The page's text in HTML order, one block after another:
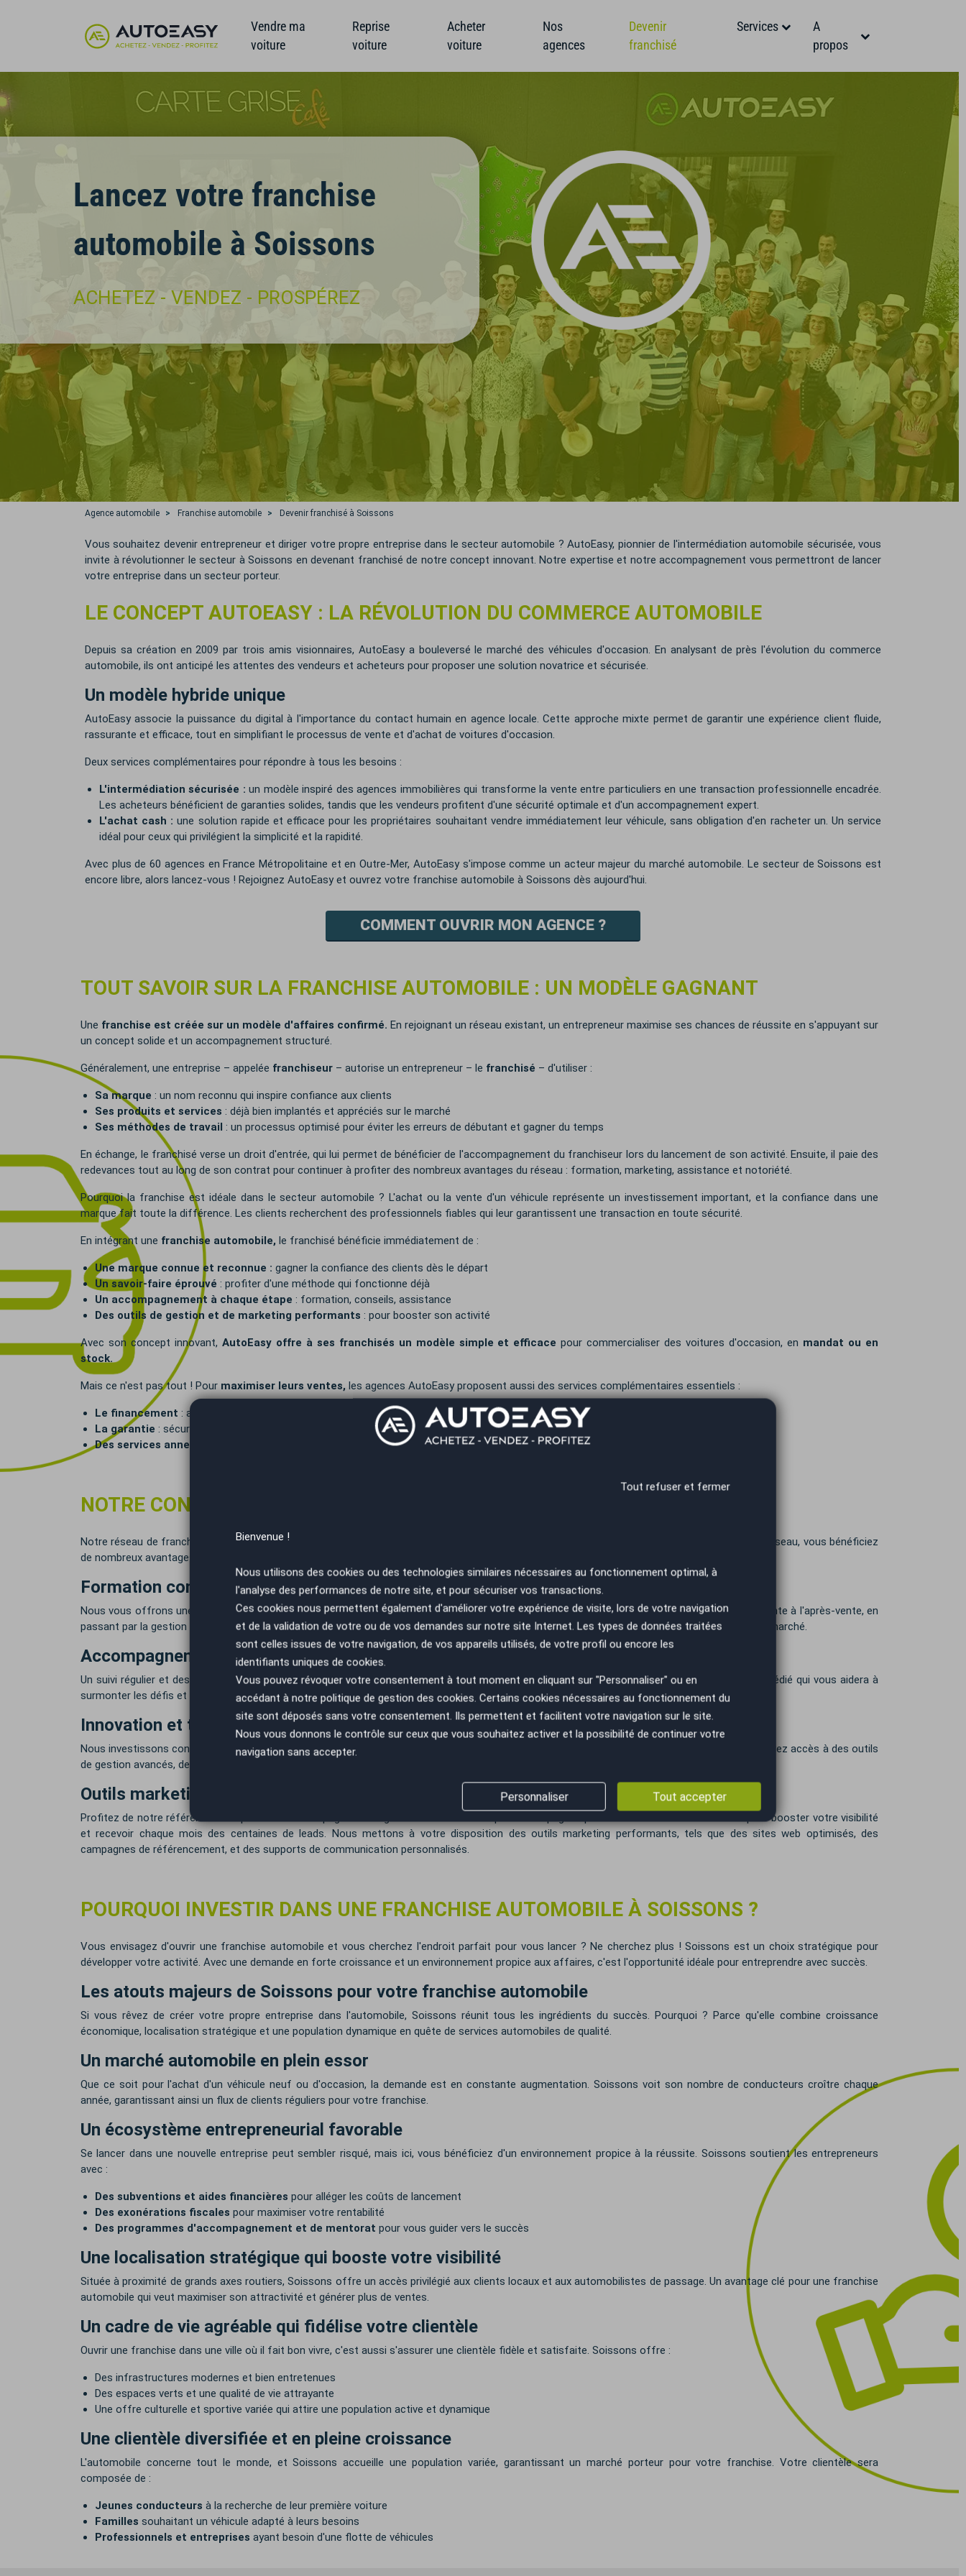
Vendre ma
voiture
Reprise
voiture
Acheter
voiture
Nos
agences
Devenir
franchisé
Services
A
propos
Lancez votre franchise
automobile à Soissons
ACHETEZ - VENDEZ - PROSPÉREZ
Agence automobile Franchise automobile Devenir franchisé à Soissons
Vous souhaitez devenir entrepreneur et diriger votre propre entreprise dans le secteur automobile ? AutoEasy, pionnier de l'intermédiation automobile sécurisée, vous
invite à révolutionner le secteur à Soissons en devenant franchisé de notre concept innovant. Notre expertise et notre accompagnement vous permettront de lancer
votre entreprise dans un secteur porteur.
LE CONCEPT AUTOEASY : LA RÉVOLUTION DU COMMERCE AUTOMOBILE
Depuis sa création en 2009 par trois amis visionnaires, AutoEasy a bouleversé le marché des véhicules d'occasion. En analysant de près l'évolution du commerce
automobile, ils ont anticipé les attentes des vendeurs et acheteurs pour proposer une solution novatrice et sécurisée.
Un modèle hybride unique
AutoEasy associe la puissance du digital à l'importance du contact humain en agence locale. Cette approche mixte permet de garantir une expérience client fluide,
rassurante et efficace, tout en simplifiant le processus de vente et d'achat de voitures d'occasion.
Deux services complémentaires pour répondre à tous les besoins :
L'intermédiation sécurisée :un modèle inspiré des agences immobilières qui transforme la vente entre particuliers en une transaction professionnelle encadrée.
Les acheteurs bénéficient de garanties solides, tandis que les vendeurs profitent d'une sécurité optimale et d'un accompagnement expert.
L'achat cash : une solution rapide et efficace pour les propriétaires souhaitant vendre immédiatement leur véhicule, sans obligation d'en racheter un. Un service
idéal pour ceux qui privilégient la simplicité et la rapidité.
Avec plus de 60 agences en France Métropolitaine et en Outre-Mer, AutoEasy s'impose comme un acteur majeur du marché automobile. Le secteur de Soissons est
encore libre, alors lancez-vous ! Rejoignez AutoEasy et ouvrez votre franchise automobile à Soissons dès aujourd'hui.
COMMENT OUVRIR MON AGENCE ?
TOUT SAVOIR SUR LA FRANCHISE AUTOMOBILE : UN MODÈLE GAGNANT
Une franchise est créée sur un modèle d'affaires confirmé. En rejoignant un réseau existant, un entrepreneur maximise ses chances de réussite en s'appuyant sur
un concept solide et un accompagnement structuré.
Généralement, une entreprise – appelée franchiseur – autorise un entrepreneur – le franchisé – d'utiliser :
Sa marque : un nom reconnu qui inspire confiance aux clients
Ses produits et services : déjà bien implantés et appréciés sur le marché
Ses méthodes de travail : un processus optimisé pour éviter les erreurs de débutant et gagner du temps
En échange, le franchisé verse un droit d'entrée, qui lui permet de bénéficier de l'accompagnement du franchiseur lors du lancement de son activité. Ensuite, il paie des
redevances tout au long de son contrat pour continuer à profiter des nombreux avantages du réseau : formation, marketing, assistance et notoriété.
Pourquoi la franchise est idéale dans le secteur automobile ? L'achat ou la vente d'un véhicule représente un investissement important, et la confiance dans une
marque fait toute la différence. Les clients recherchent des professionnels fiables qui leur garantissent une transaction en toute sécurité.
En intégrant une franchise automobile, le franchisé bénéficie immédiatement de :
Une marque connue et reconnue : gagner la confiance des clients dès le départ
Un savoir-faire éprouvé : profiter d'une méthode qui fonctionne déjà
Un accompagnement à chaque étape : formation, conseils, assistance
Des outils de gestion et de marketing performants : pour booster son activité
Avec son concept innovant, AutoEasy offre à ses franchisés un modèle simple et efficace pour commercialiser des voitures d'occasion, en mandat ou en
stock.
Mais ce n'est pas tout ! Pour maximiser leurs ventes, les agences AutoEasy proposent aussi des services complémentaires essentiels :
Le financement : aider les clients à acheter leur véhicule avec des solutions adaptées
La garantie : sécuriser chaque transaction et rassurer acheteurs et vendeurs
Des services annexes
: simplifier toutes les démarches de revente et d'achat
NOTRE CONCEPT DE FRANCHISE
Notre réseau de franchises automobiles se distingue par son approche innovante et son soutien constant aux franchisés. En rejoignant notre réseau, vous bénéficiez
de nombreux avantages :
Formation complète
Nous vous offrons une formation initiale exhaustive de + de 15 jours couvrant tous les aspects de la gestion d'une agence automobile, de la vente à l'après-vente, en
passant par la gestion administrative et financière. Vous bénéficierez également de formations continues pour rester à jour selon l'évolution du marché.
Accompagnement personnalisé
Un suivi régulier et des conseils d'experts vous sont proposés pour optimiser votre performance. Vous serez accompagné par un animateur dédié qui vous aidera à
surmonter les défis et à saisir les opportunités.
Innovation et technologie
Nous investissons constamment dans les nouvelles technologies pour améliorer l'expérience client et optimiser les processus internes. Vous aurez accès à des outils
de gestion avancés, des plateformes de vente en ligne et des solutions de financement.
Outils marketing
Profitez de notre référencement pour être en 1
page de Google sur Soissons ainsi que de campagnes publicitaires nationales et locales pour booster votre visibilité
et recevoir chaque mois des centaines de leads. Nous mettons à votre disposition des outils marketing performants, tels que des sites web optimisés, des
campagnes de référencement, et des supports de communication personnalisés.
POURQUOI INVESTIR DANS UNE FRANCHISE AUTOMOBILE À SOISSONS ?
Vous envisagez d'ouvrir une franchise automobile et vous cherchez l'endroit parfait pour vous lancer ? Ne cherchez plus ! Soissons est un choix stratégique pour
développer votre activité. Avec une demande en forte croissance et un environnement propice aux affaires, c'est l'opportunité idéale pour entreprendre avec succès.
Les atouts majeurs de Soissons pour votre franchise automobile
Si vous rêvez de créer votre propre entreprise dans l'automobile, Soissons réunit tous les ingrédients du succès. Pourquoi ? Parce qu'elle combine croissance
économique, localisation stratégique et une population dynamique en quête de services automobiles de qualité.
Un marché automobile en plein essor
Que ce soit pour l'achat d'un véhicule neuf ou d'occasion, la demande est en constante augmentation. Soissons voit son nombre de conducteurs croître chaque
année, garantissant ainsi un flux de clients réguliers pour votre franchise.
Un écosystème entrepreneurial favorable
Se lancer dans une nouvelle entreprise peut sembler risqué, mais ici, vous bénéficiez d'un environnement propice à la réussite. Soissons soutient les entrepreneurs
avec :
Des subventions et aides financières pour alléger les coûts de lancement
Des exonérations fiscales pour maximiser votre rentabilité
Des programmes d'accompagnement et de mentorat pour vous guider vers le succès
Une localisation stratégique qui booste votre visibilité
Située à proximité de grands axes routiers, Soissons offre un accès privilégié aux clients locaux et aux automobilistes de passage. Un avantage clé pour une franchise
automobile qui veut maximiser son attractivité et générer plus de ventes.
Un cadre de vie agréable qui fidélise votre clientèle
Ouvrir une franchise dans une ville où il fait bon vivre, c'est aussi s'assurer une clientèle fidèle et satisfaite. Soissons offre :
Des infrastructures modernes et bien entretenues
Des espaces verts et une qualité de vie attrayante
Une offre culturelle et sportive variée qui attire une population active et dynamique
Une clientèle diversifiée et en pleine croissance
L'automobile concerne tout le monde, et Soissons accueille une population variée, garantissant un marché porteur pour votre franchise. Votre clientèle sera
composée de :
Jeunes conducteurs à la recherche de leur première voiture
Familles souhaitant un véhicule adapté à leurs besoins
Professionnels et entreprises ayant besoin d'une flotte de véhicules
Tout refuser et fermer
Bienvenue !
Nous utilisons des cookies ou des technologies similaires nécessaires au fonctionnement optimal, à
l'analyse des performances de notre site, et pour sécuriser vos transactions.
Ces cookies nous permettent également d'améliorer votre expérience de visite, lors de votre navigation
et de la validation de votre ou de vos demandes sur notre site Internet. Les types de données traitées
sont celles issues de votre navigation, de vos appareils utilisés, de votre profil ou encore les
identifiants uniques de cookies.
Vous pouvez révoquer votre consentement à tout moment en cliquant sur "Personnaliser" ou en
accédant à notre politique de gestion des cookies. Certains cookies nécessaires au fonctionnement du
site sont déposés sans votre consentement. Ils permettent et facilitent votre navigation sur le site.
Nous vous donnons le contrôle sur ceux que vous souhaitez activer et la possibilité de continuer votre
navigation sans accepter.
Tout accepter
Personnaliser